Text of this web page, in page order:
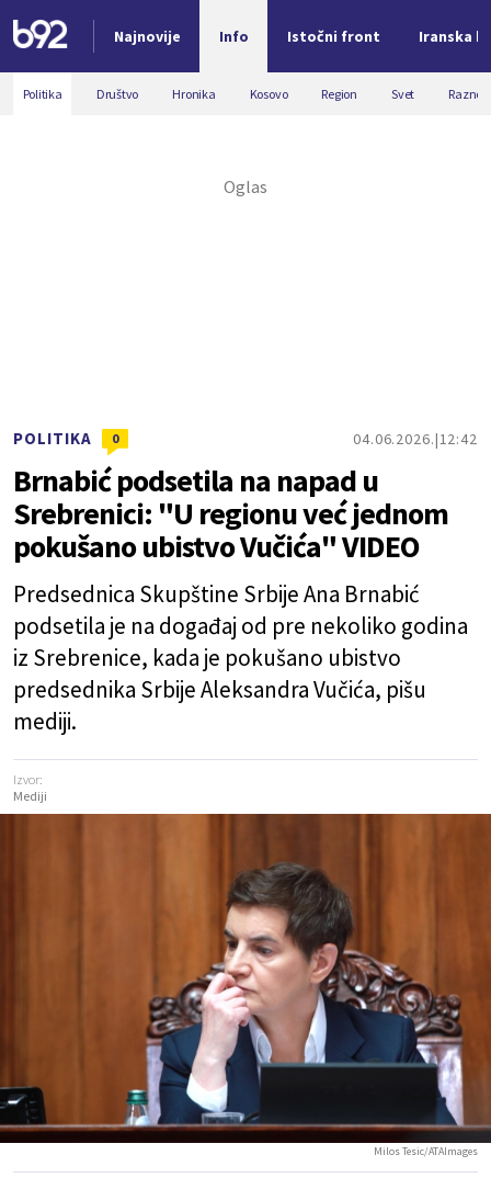
Najnovije Info Istočni front Iranska
Nova vest
Politika Društvo Hronika Kosovo Region Svet Razno
POLITIKA 0 04.06.2026. 12:42
Brnabić podsetila na napad u
Srebrenici: "U regionu već jednom
pokušano ubistvo Vučića" VIDEO
Predsednica Skupštine Srbije Ana Brnabić
podsetila je na događaj od pre nekoliko godina
iz Srebrenice, kada je pokušano ubistvo
predsednika Srbije Aleksandra Vučića, pišu
mediji.
Izvor:
Mediji
Milos Tesic/ATAImages